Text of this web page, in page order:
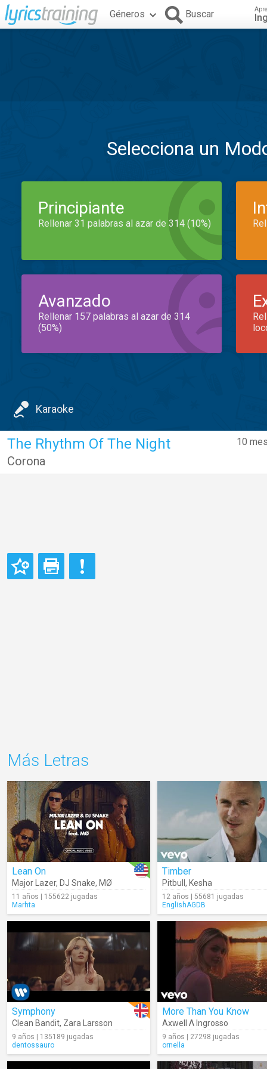
Géneros Buscar
Selecciona un
Principiante
Rellenar 31 palabras al azar de 314 (10%)
Avanzado
Rellenar 157 palabras al azar de 314
(50%)
Karaoke
10
The Rhythm Of The Night
Corona
Más Letras
Lean On
Major Lazer, DJ Snake, MØ
11 años | 155622 jugadas
Marhta
Timber
Pitbull , Kesha
12 años | 55681 jugadas
EnglishAGDB
Symphony
Clean Bandit, Zara Larsson
9 años | 135189 jugadas
dentossauro
More Than You Know
Axwell Λ Ingrosso
9 años | 27298 jugadas
ornella